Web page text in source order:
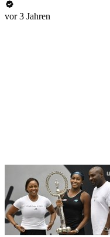
vor 3 Jahren